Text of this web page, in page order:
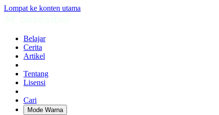
Lompat ke konten utama
Belajar
Cerita
Artikel
Tentang
Lisensi
Cari
Mode Warna